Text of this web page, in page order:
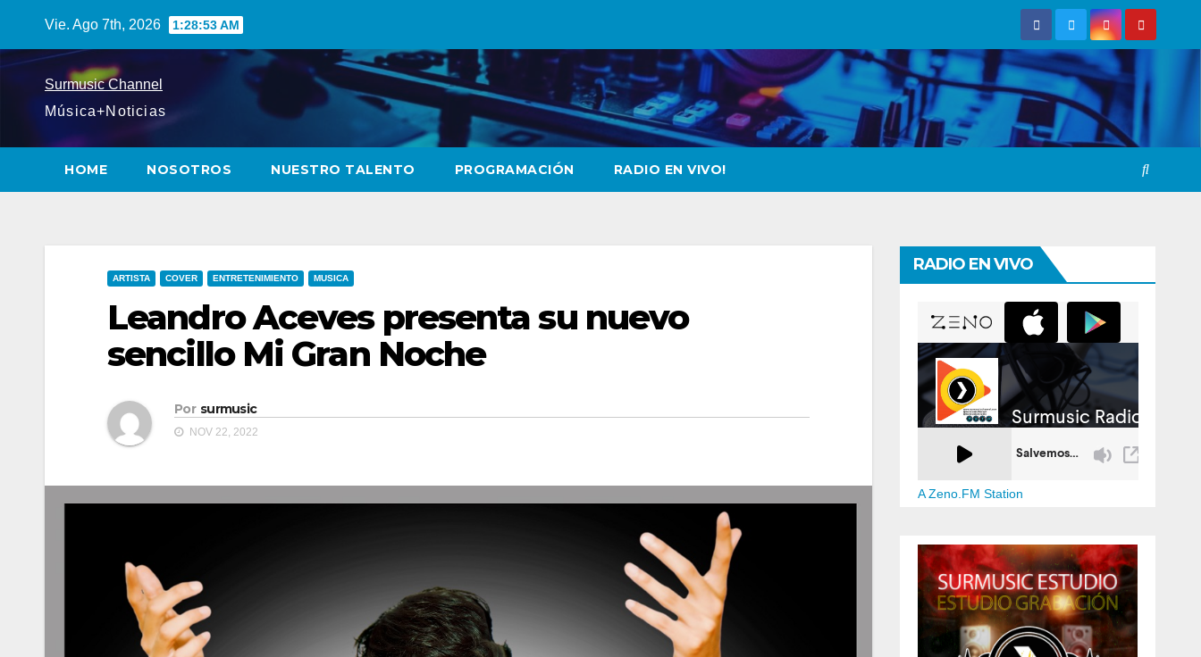
contenido
Vie. Ago 7th, 2026 1:28:55 AM
Surmusic Channel
Música+Noticias
HOME NOSOTROS NUESTRO TALENTO PROGRAMACIÓN RADIO EN VIVO!
ARTISTA COVER ENTRETENIMIENTO MUSICA
Leandro Aceves presenta su nuevo
sencillo Mi Gran Noche
Por surmusic
NOV 22, 2022
RADIO EN VIVO
A Zeno.FM Station